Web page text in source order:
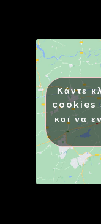
Κάντε
cookies
και να